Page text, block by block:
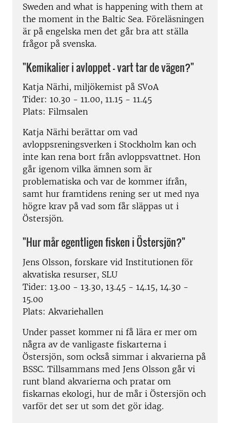
Sweden and what is happening with them at
the moment in the Baltic Sea. Föreläsningen
är på engelska men det går bra att ställa
frågor på svenska.
"Kemikalier i avloppet – vart tar de vägen?"
Katja Närhi, miljökemist på SVoA
Tider: 10.30 - 11.00, 11.15 - 11.45
Plats: Filmsalen
Katja Närhi berättar om vad
avloppsreningsverken i Stockholm kan och
inte kan rena bort från avloppsvattnet. Hon
går igenom vilka ämnen som är
problematiska och var de kommer ifrån,
samt hur framtidens rening ser ut med nya
högre krav på vad som får släppas ut i
Östersjön.
"Hur mår egentligen fisken i Östersjön?"
Jens Olsson, forskare vid Institutionen för
akvatiska resurser, SLU
Tider: 13.00 - 13.30, 13.45 - 14.15, 14.30 -
15.00
Plats: Akvariehallen
Under passet kommer ni få lära er mer om
några av de vanligaste fiskarterna i
Östersjön, som också simmar i akvarierna på
BSSC. Tillsammans med Jens Olsson går vi
runt bland akvarierna och pratar om
fiskarnas ekologi, hur de mår i Östersjön och
varför det ser ut som det gör idag.